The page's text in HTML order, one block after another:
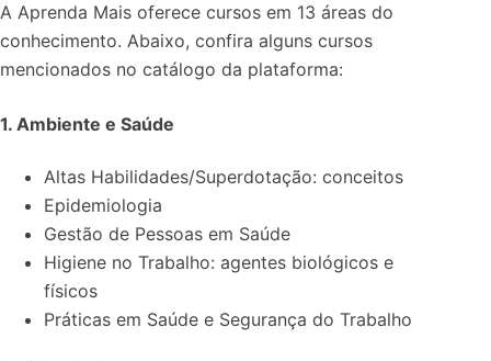
A Aprenda Mais oferece cursos em 13 áreas do
conhecimento. Abaixo, confira alguns cursos
mencionados no catálogo da plataforma:
1. Ambiente e Saúde
Altas Habilidades/Superdotação: conceitos
Epidemiologia
Gestão de Pessoas em Saúde
Higiene no Trabalho: agentes biológicos e
físicos
Práticas em Saúde e Segurança do Trabalho